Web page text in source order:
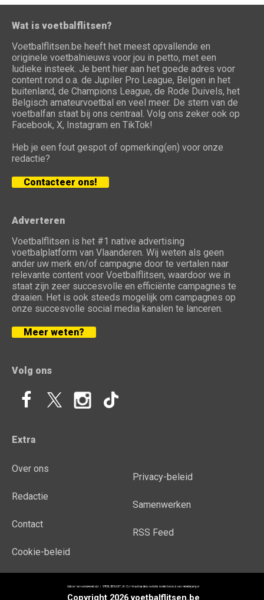
Wat is voetbalflitsen?
Voetbalflitsen.be heeft het meest opvallende en
originele voetbalnieuws voor jou in petto, met een
ludieke insteek. Je bent hier aan het goede adres voor
content rond o.a. de Jupiler Pro League, Belgen in het
buitenland, de Champions League, de Rode Duivels, het
Belgisch amateurvoetbal en veel meer. De stem van de
voetbalfan staat bij ons centraal. Volg ons zeker ook op
Facebook, X, Instagram en TikTok!
Heb je een fout gespot of opmerking(en) voor onze
redactie?
Contacteer ons!
Adverteren
Voetbalflitsen is het #1 native advertising
voetbalplatform van Vlaanderen. Wij weten als geen
ander uw merk en/of campagne door te vertalen naar
relevante content voor Voetbalflitsen, waardoor we in
staat zijn zeer succesvolle en efficiënte campagnes te
draaien. Het is ook steeds mogelijk om campagnes op
onze succesvolle social media kanalen te lanceren.
Meer weten?
Volg ons
Extra
Over ons
Redactie
Contact
Cookie-beleid
Privacy-beleid
Samenwerken
RSS Feed
Copyright 2026 voetbalflitsen.be